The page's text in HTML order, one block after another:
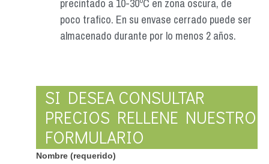
precintado a 10-30ºC en zona oscura, de
poco trafico. En su envase cerrado puede ser
almacenado durante por lo menos 2 años.
SI DESEA CONSULTAR
PRECIOS RELLENE NUESTRO
FORMULARIO
Nombre (requerido)